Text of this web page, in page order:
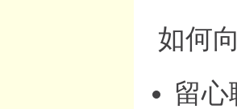
如何
留心